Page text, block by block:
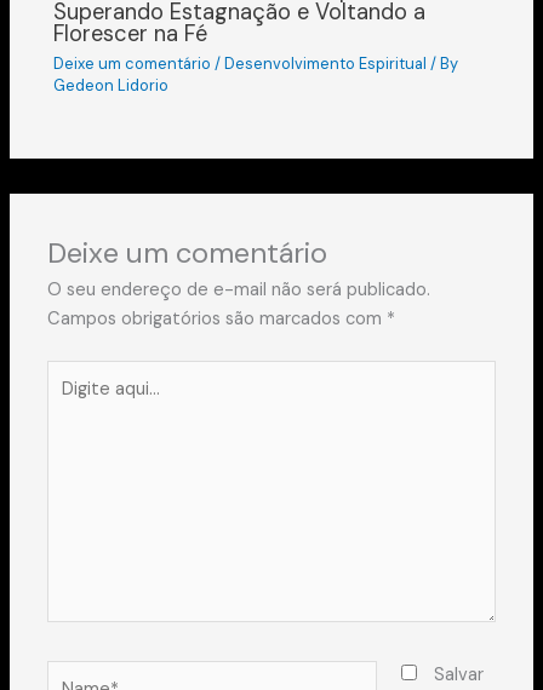
Superando Estagnação e Voltando a
Florescer na Fé
Deixe um comentário /Desenvolvimento Espiritual / By
Gedeon Lidorio
Deixe um comentário
O seu endereço de e-mail não será publicado.
Campos obrigatórios são marcados com *
aqui...
Salvar